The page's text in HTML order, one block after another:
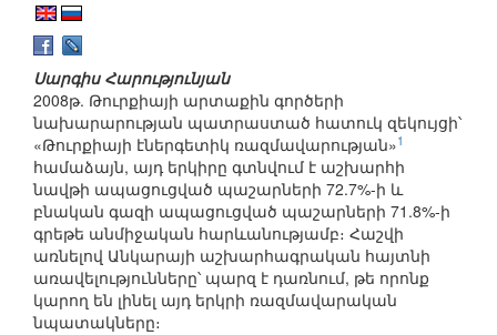
Սարգիս Հարությունյան
2008թ. Թուրքիայի արտաքին գործերի
նախարարության պատրաստած հատուկ զեկույցի՝
«Թուրքիայի էներգետիկ ռազմավարության»1
համաձայն, այդ երկիրը գտնվում է աշխարհի
նավթի ապացուցված պաշարների 72.7%-ի և
բնական գազի ապացուցված պաշարների 71.8%-ի
գրեթե անմիջական հարևանությամբ։ Հաշվի
առնելով Անկարայի աշխարհագրական հայտնի
առավելությունները՝ պարզ է դառնում, թե որոնք
կարող են լինել այդ երկրի ռազմավարական
նպատակները։